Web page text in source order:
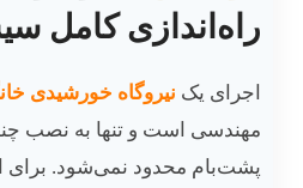
راه‌اندازی کامل
اجرای یک نیروگاه خورشیدی
مهندسی است و تنها به نصب
پشت‌بام محدود نمی‌شود. برای